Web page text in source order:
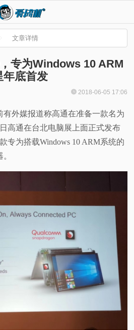
文章详情
专为Windows 10 ARM
年底首发
2018-06-05 17:06
有外媒报道称高通在准备一款名为
高通在台北电脑展上面正式发布
专为搭载Windows 10 ARM系统的